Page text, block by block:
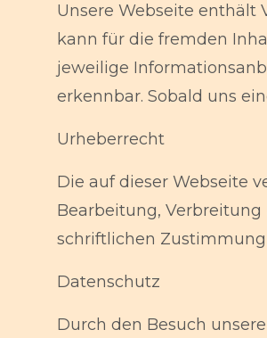
Unsere Webseite enthält
kann für die fremden
jeweilige
erkennbar. Sobald uns
Urheberrecht
Die auf dieser Webseite
Bearbeitung,
schriftlichen Zustimmung
Datenschutz
Durch den Besuch